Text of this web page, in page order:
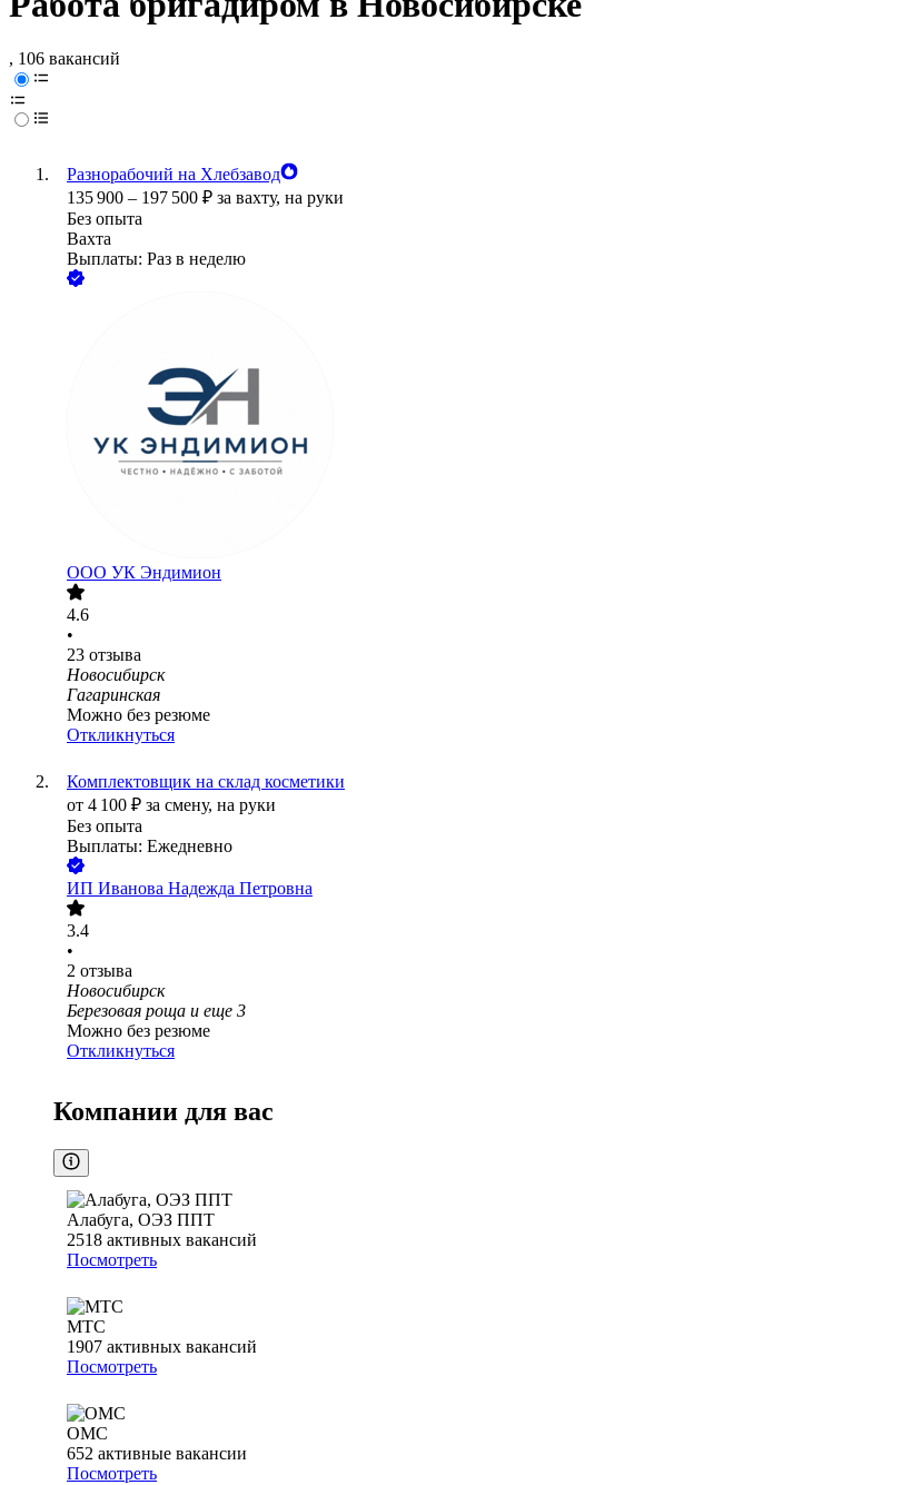
, 106 вакансий
Разнорабочий на Хлебзавод
135 900 – 197 500 ₽ за вахту, на руки
Без опыта
Вахта
Выплаты: Раз в неделю
ООО УК Эндимион
4.6
•
23 отзыва
Новосибирск
Гагаринская
Можно без резюме
Откликнуться
Комплектовщик на склад косметики
от 4 100 ₽ за смену, на руки
Без опыта
Выплаты: Ежедневно
ИП Иванова Надежда Петровна
3.4
•
2 отзыва
Новосибирск
Березовая роща и еще 3
Можно без резюме
Откликнуться
Компании для вас
Алабуга, ОЭЗ ППТ
2518 активных вакансий
Посмотреть
МТС
1907 активных вакансий
Посмотреть
ОМС
652 активные вакансии
Посмотреть